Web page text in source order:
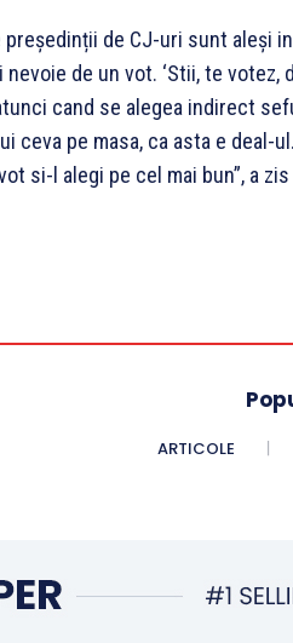
de CJ-uri sunt aleși
de un vot. ‘Stii, te votez,
cand se alegea indirect
ceva pe masa, ca asta e deal-
si-l alegi pe cel mai bun”, a
ARTICOLE